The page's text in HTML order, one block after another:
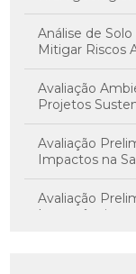
Análise de
Mitigar Riscos
Avaliação
Projetos
Avaliação
Impactos na
Avaliação
Importância e